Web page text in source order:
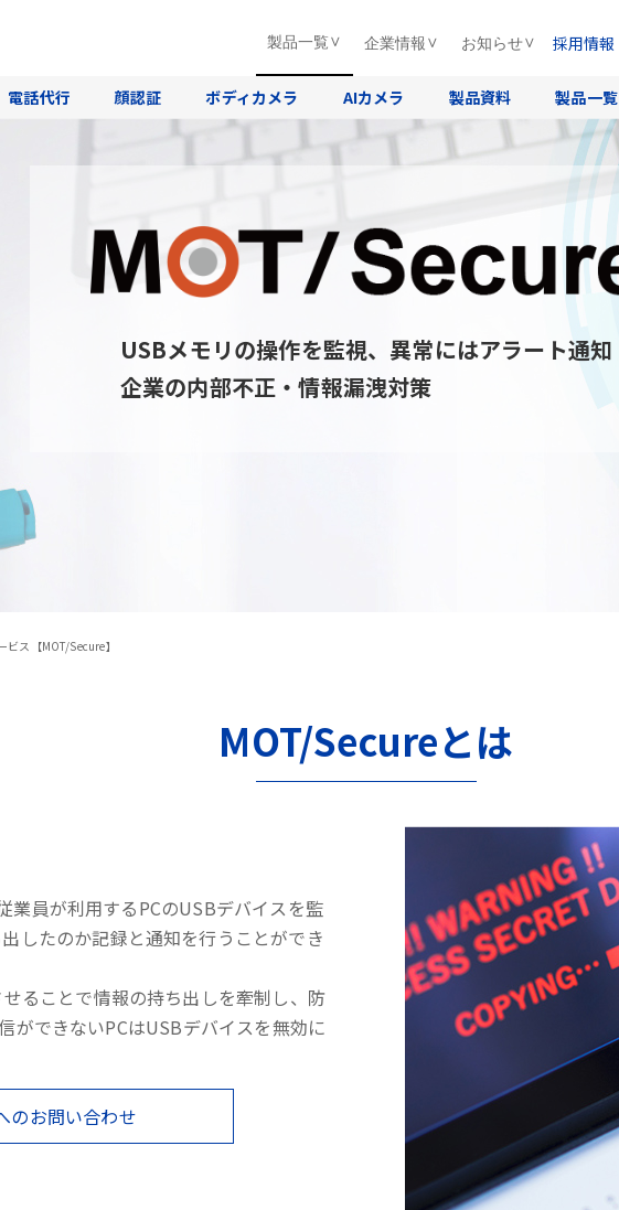
製品一覧
電話代行 顔認証 ボディカメラ AIカメラ 製品資料 製品一覧
企業情報 お知らせ 採用情報
ス【MOT/Secure】
USBメモリの操作を監視、異常にはアラート通知
企業の内部不正・情報漏洩対策
MOT/Secureとは
業員が利用するPCのUSBデバイスを監
したのか記録と通知を行うことができ
ることで情報の持ち出しを牽制し、防
ができないPCはUSBデバイスを無効に
のお問い合わせ